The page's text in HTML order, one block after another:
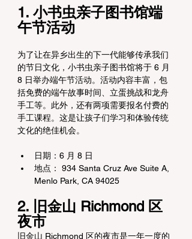
1. 小书虫亲子图书馆端
午节活动
为了让在异乡出生的下一代能够传承我们
的节日文化，小书虫亲子图书馆将于 6 月
8 日举办端午节活动。活动内容丰富，包
括免费的端午故事时间、立蛋挑战和龙舟
手工等。此外，还有两项需要报名付费的
手工课程。这是让孩子们学习和体验传统
文化的绝佳机会。
日期：6 月 8 日
地点： 934 Santa Cruz Ave Suite A,
Menlo Park, CA 94025
2. 旧金山 Richmond 区
夜市
旧金山 Richmond 区的夜市是一年一度的